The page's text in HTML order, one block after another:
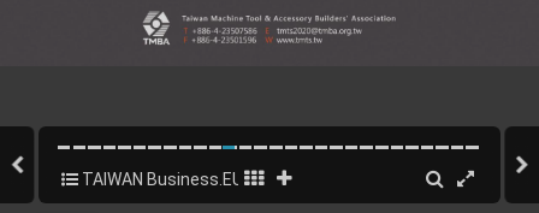
TAIWAN Business.EU 2019 CZ